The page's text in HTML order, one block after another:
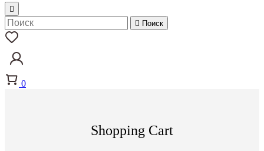

 Поиск
0
Shopping Cart